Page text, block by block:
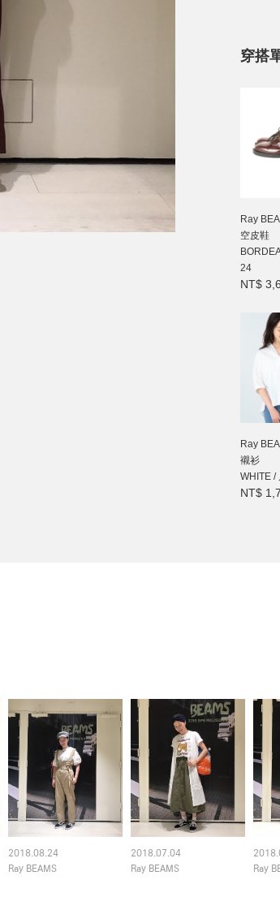
穿搭
Ray
空皮鞋
24
NT$
Ray
襯衫
WHITE /
NT$
2018.08.24
Ray BEAMS
2018.07.04
Ray BEAMS
Ray